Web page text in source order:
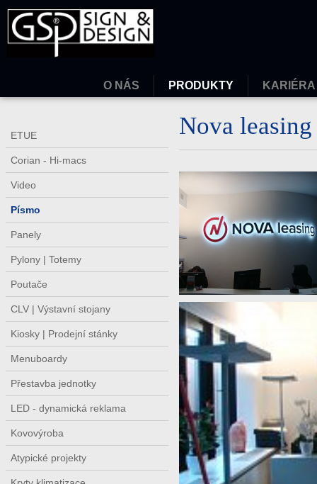
O NÁS PRODUKTY KARIÉRA
ETUE
Corian - Hi-macs
Video
Písmo
Panely
Pylony | Totemy
Poutače
CLV | Výstavní stojany
Kiosky | Prodejní stánky
Menuboardy
Přestavba jednotky
LED - dynamická reklama
Kovovýroba
Atypické projekty
Nova